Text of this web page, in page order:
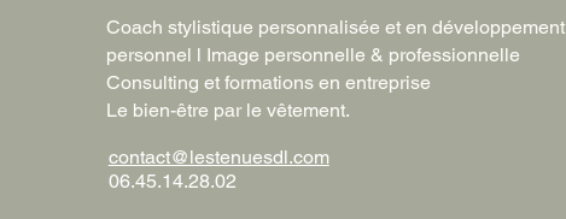
Coach stylistique personnalisée et en développement
personnel l Image personnelle & professionnelle
Consulting et formations en entreprise
Le bien-être par le vêtement.
contact@lestenuesdl.com
06.45.14.28.02